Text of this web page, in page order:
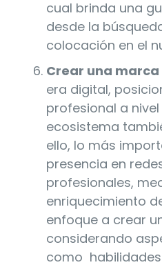
cual brinda una
desde la
colocación en el
Crear una
era digital,
profesional a
ecosistema
ello, lo más
presencia en
profesionales,
enriquecimiento
enfoque a crear
considerando
como